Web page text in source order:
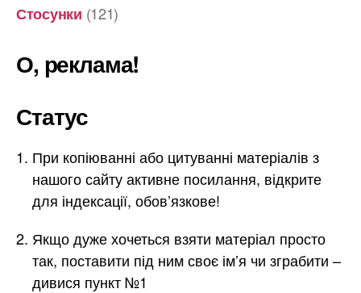
Стосунки (121)
О, реклама!
Статус
При копіюванні або цитуванні матеріалів з
нашого сайту активне посилання, відкрите
для індексації, обов’язкове!
Якщо дуже хочеться взяти матеріал просто
так, поставити під ним своє ім’я чи зграбити –
дивися пункт №1